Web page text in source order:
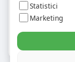
3. Cum
pentru
Statistici
Marketing